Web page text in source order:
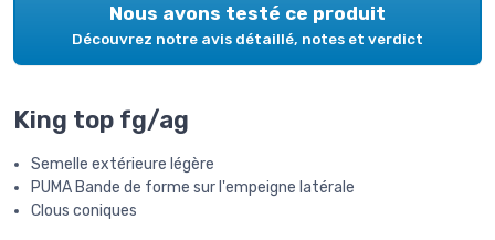
Nous avons testé ce produit
Découvrez notre avis détaillé, notes et verdict
King top fg/ag
Semelle extérieure légère
PUMA Bande de forme sur l'empeigne latérale
Clous coniques